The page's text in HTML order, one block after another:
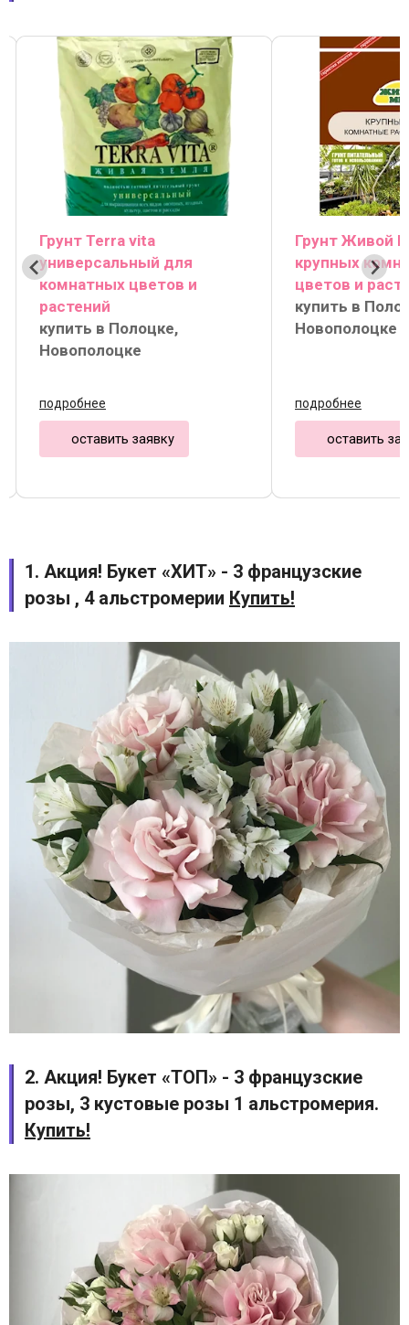
Грунт Terra vita
универсальный для
комнатных цветов и
растений
купить в Полоцке,
Новополоцке
подробнее
оставить заявку
Грунт Живой
крупных
цветов и
купить в
Новополоцке
подробнее
оставить
1. Акция! Букет «ХИТ» - 3 французские
розы , 4 альстромерии Купить!
2. Акция! Букет «ТОП» - 3 французские
розы, 3 кустовые розы 1 альстромерия.
Купить!